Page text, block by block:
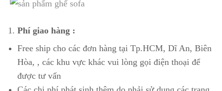
Phí giao hàng :
Free ship cho các đơn hàng tại Tp.HCM, Dĩ An, Biên
Hòa, , các khu vực khác vui lòng gọi điện thoại để
được tư vấn